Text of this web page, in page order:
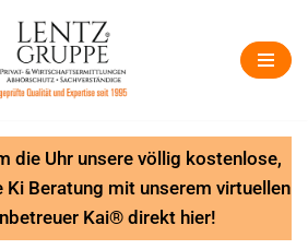
die Uhr unsere völlig kostenlose,
Ki Beratung mit unserem virtuellen
Kai® direkt hier!